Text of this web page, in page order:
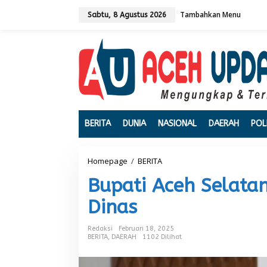
Sabtu, 8 Agustus 2026 Tambahkan Menu
BERITA DUNIA NASIONAL DAERAH
Homepage / BERITA
p
a
A
c
h
Bupati Aceh
Dinas
Redaksi
Februari 18, 2025
BERITA, DAERAH 1102 Dilihat